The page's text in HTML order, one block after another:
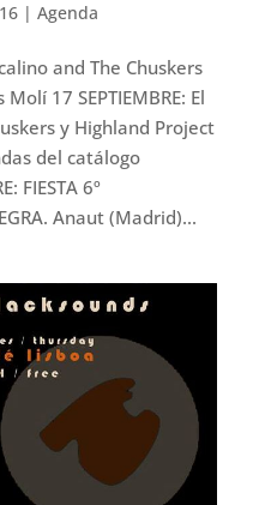
| Agenda
and The Chuskers
17 SEPTIEMBRE: El
y Highland Project
del catálogo
FIESTA 6º
Anaut (Madrid)...